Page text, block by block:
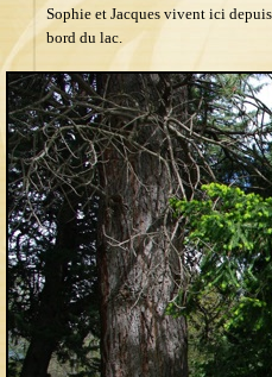
Sophie et Jacques vivent ici
bord du lac.